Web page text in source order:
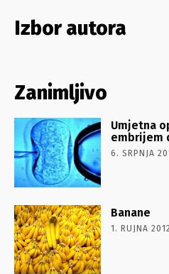
Izbor autora
Zanimljivo
Umjetna
embrijem
6. SRPNJA
Banane
1. RUJNA